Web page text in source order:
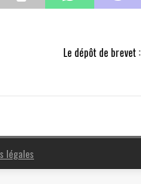
Le dépôt de
légales